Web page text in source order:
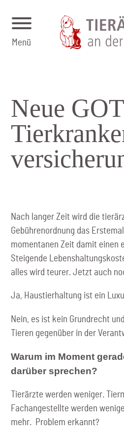
Menü
Neue
Nach langer Zeit wird die
Gebührenordnung das
momentanen Zeit damit einen
Steigende
alles wird teurer. Jetzt auch
Ja, Haustierhaltung ist ein
Nein, es ist kein Grundrecht
Tieren gegenüber in der
Warum im Moment
darüber sprechen?
Tierärzte werden weniger.
Fachangestellte werden
mehr. Problem erkannt?